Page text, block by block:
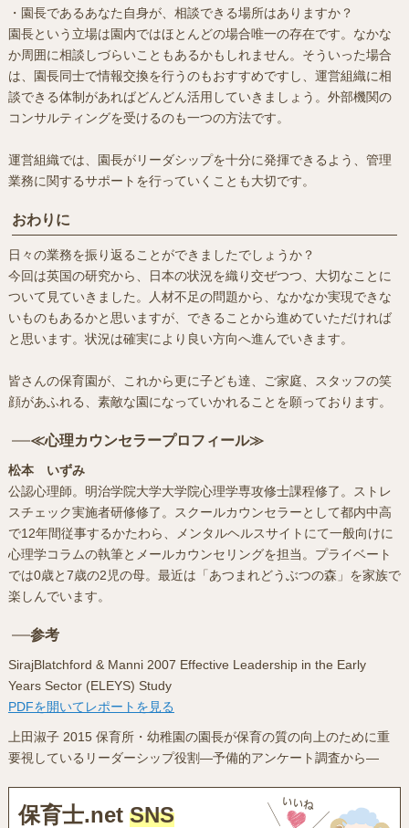
・園長であるあなた自身が、相談できる場所はありますか？
園長という立場は園内ではほとんどの場合唯一の存在です。なかな
か周囲に相談しづらいこともあるかもしれません。そういった場合
は、園長同士で情報交換を行うのもおすすめですし、運営組織に相
談できる体制があればどんどん活用していきましょう。外部機関の
コンサルティングを受けるのも一つの方法です。
運営組織では、園長がリーダシップを十分に発揮できるよう、管理
業務に関するサポートを行っていくことも大切です。
おわりに
日々の業務を振り返ることができましたでしょうか？
今回は英国の研究から、日本の状況を織り交ぜつつ、大切なことに
ついて見ていきました。人材不足の問題から、なかなか実現できな
いものもあるかと思いますが、できることから進めていただければ
と思います。状況は確実により良い方向へ進んでいきます。
皆さんの保育園が、これから更に子ども達、ご家庭、スタッフの笑
顔があふれる、素敵な園になっていかれることを願っております。
≪心理カウンセラープロフィール≫
松本 いずみ
公認心理師。明治学院大学大学院心理学専攻修士課程修了。ストレ
スチェック実施者研修修了。スクールカウンセラーとして都内中高
で12年間従事するかたわら、メンタルヘルスサイトにて一般向けに
心理学コラムの執筆とメールカウンセリングを担当。プライベート
では0歳と7歳の2児の母。最近は「あつまれどうぶつの森」を家族で
楽しんでいます。
参考
SirajBlatchford & Manni 2007 Effective Leadership in the Early
Years Sector (ELEYS) Study
PDFを開いてレポートを見る
上田淑子 2015 保育所・幼稚園の園長が保育の質の向上のために重
要視しているリーダーシップ役割—予備的アンケート調査から―
保育士.net SNS